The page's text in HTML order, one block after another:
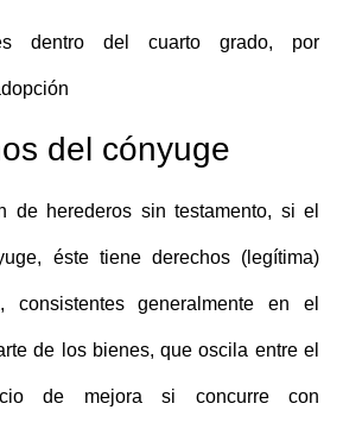
dentro del cuarto grado, por
del cónyuge
de herederos sin testamento, si el
éste tiene derechos (legítima)
consistentes generalmente en el
de los bienes, que oscila entre el
de mejora si concurre con